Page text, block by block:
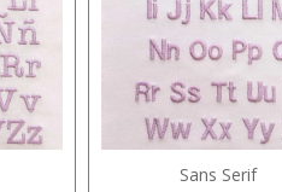
Sans Serif